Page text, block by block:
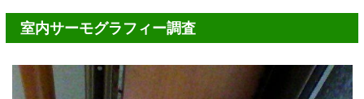
室内サーモグラフィー調査